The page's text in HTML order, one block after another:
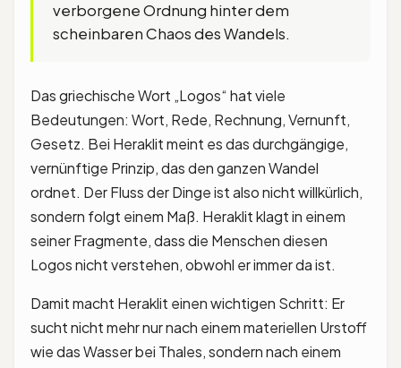
verborgene Ordnung hinter dem
scheinbaren Chaos des Wandels.
Das griechische Wort „Logos“ hat viele
Bedeutungen: Wort, Rede, Rechnung, Vernunft,
Gesetz. Bei Heraklit meint es das durchgängige,
vernünftige Prinzip, das den ganzen Wandel
ordnet. Der Fluss der Dinge ist also nicht willkürlich,
sondern folgt einem Maß. Heraklit klagt in einem
seiner Fragmente, dass die Menschen diesen
Logos nicht verstehen, obwohl er immer da ist.
Damit macht Heraklit einen wichtigen Schritt: Er
sucht nicht mehr nur nach einem materiellen Urstoff
wie das Wasser bei Thales, sondern nach einem